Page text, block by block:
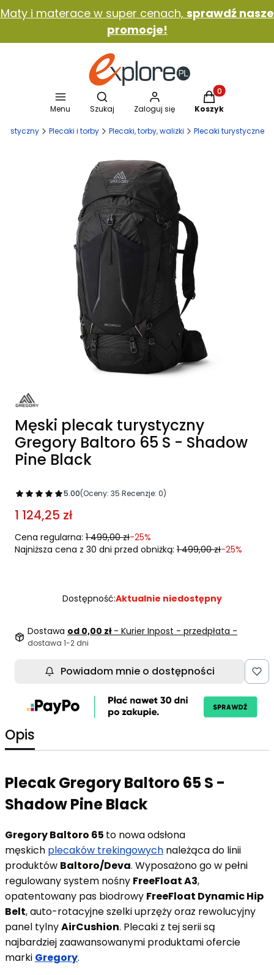
Maty i materace w super cenach, sprawdź nasze
promocje!
Menu
Otwórz wyszukiwarkę
Szukaj Zaloguj się
Produkty w
Koszyk
Plecaki i torby Plecaki, torby, walizki Plecaki turystyczne
Męski plecak turystyczny
Gregory Baltoro 65 S - Shadow
Pine Black
5.00(Oceny: 35 Recenzje: 0)
1 124,25 zł
Cena regularna: 1 499,00 zł-25%
Najniższa cena z 30 dni przed obniżką: 1 499,00 zł-25%
Dostępność:Aktualnie niedostępny
Dostawa od 0,00 zł - Kurier Inpost - przedpłata -
dostawa 1-2 dni
Powiadom mnie o dostępności
Opis
Plecak Gregory Baltoro 65 S -
Shadow Pine Black
Gregory Baltoro 65 to nowa odsłona
męskich plecaków trekingowych należąca do linii
produktów Baltoro/Deva. Wyposażono go w pełni
regulowany system nośny FreeFloat A3,
opatentowany pas biodrowy FreeFloat Dynamic Hip
Belt, auto-rotacyjne szelki uprzęży oraz rewolucyjny
panel tylnyAirCushion. Plecaki z tej serii są
najbardziej zaawansowanymi produktami ofercie
marki Gregory.